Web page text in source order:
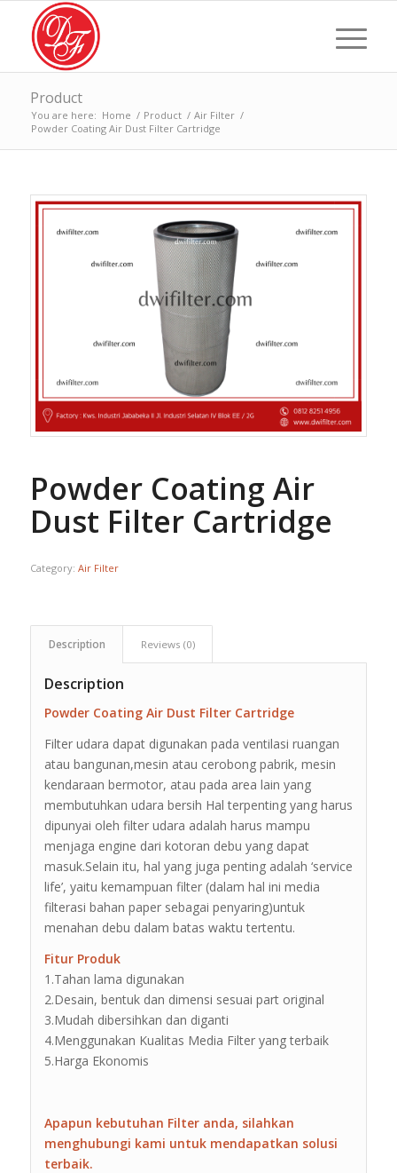
Product
You are here: Home / Product / Air Filter /
Powder Coating Air Dust Filter Cartridge
Powder Coating Air
Dust Filter Cartridge
Category: Air Filter
Description Reviews (0)
Description
Powder Coating Air Dust Filter Cartridge
Filter udara dapat digunakan pada ventilasi ruangan
atau bangunan,mesin atau cerobong pabrik, mesin
kendaraan bermotor, atau pada area lain yang
membutuhkan udara bersih Hal terpenting yang harus
dipunyai oleh filter udara adalah harus mampu
menjaga engine dari kotoran debu yang dapat
masuk.Selain itu, hal yang juga penting adalah ‘service
life’, yaitu kemampuan filter (dalam hal ini media
filterasi bahan paper sebagai penyaring)untuk
menahan debu dalam batas waktu tertentu.
Fitur Produk
1.Tahan lama digunakan
2.Desain, bentuk dan dimensi sesuai part original
3.Mudah dibersihkan dan diganti
4.Menggunakan Kualitas Media Filter yang terbaik
5.Harga Ekonomis
Apapun kebutuhan Filter anda, silahkan
menghubungi kami untuk mendapatkan solusi
terbaik.